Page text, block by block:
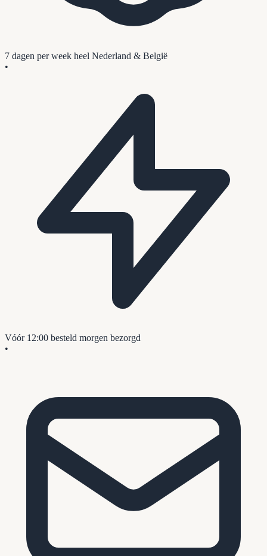
7 dagen per week heel Nederland & België
•
Vóór 12:00 besteld morgen bezorgd
•